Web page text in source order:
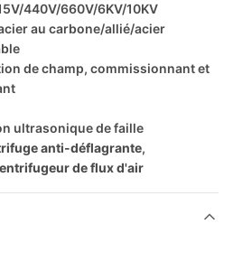
440V/660V/6KV/10KV
au carbone/allié/acier
de champ, commissionnant et
ultrasonique de faille
anti-déflagrante,
de flux d'air